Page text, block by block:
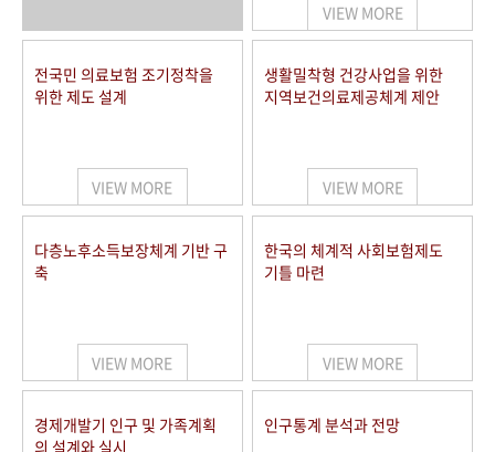
사진 아카이브 문서 기록물 행정박물 영상 기록물
50+1 주년 기념
세계와 함께 한 KIHASA
VR 역사관
VIEW MORE
전국민 의료보험 조기정착을
위한 제도 설계
VIEW MORE
생활밀착형 건강사업을 위한
지역보건의료제공체계 제안
VIEW MORE
다층노후소득보장체계 기반 구
축
VIEW MORE
한국의 체계적 사회보험제도
기틀 마련
VIEW MORE
경제개발기 인구 및 가족계획
의 설계와 실시
인구통계 분석과 전망